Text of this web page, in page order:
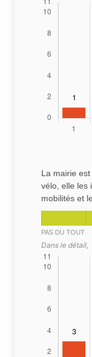
La mairie
vélo, elle les
mobilités et
PAS DU TOUT
Dans le détail,